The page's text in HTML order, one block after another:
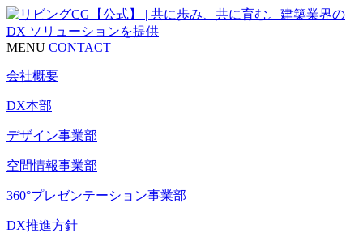
MENU CONTACT
会社概要
DX本部
デザイン事業部
空間情報事業部
360°プレゼンテーション事業部
DX推進方針